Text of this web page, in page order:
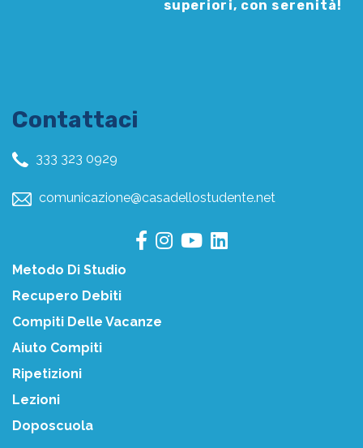
superiori, con serenità!
Contattaci
333 323 0929
comunicazione@casadellostudente.net
Metodo Di Studio
Recupero Debiti
Compiti Delle Vacanze
Aiuto Compiti
Ripetizioni
Lezioni
Doposcuola